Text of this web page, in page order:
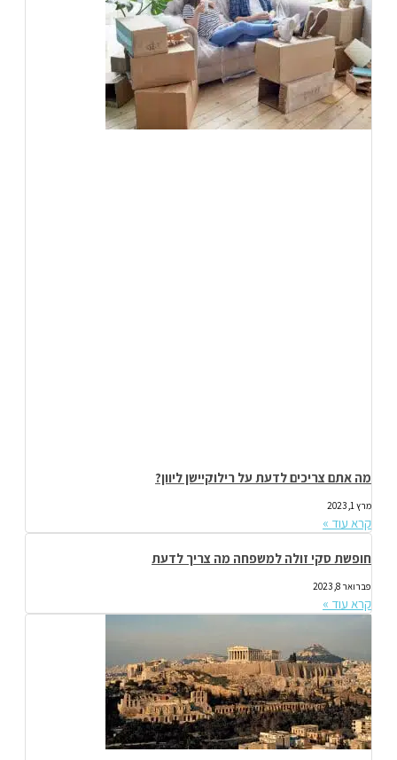
מה אתם צריכים לדעת על רילוקיישן ליוון?
מרץ 1, 2023
קרא עוד »
חופשת סקי זולה למשפחה מה צריך לדעת
פברואר 8, 2023
קרא עוד »